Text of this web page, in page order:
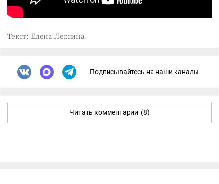
Текст: Елена Лексина
Подписывайтесь на наши каналы
Читать комментарии (8)